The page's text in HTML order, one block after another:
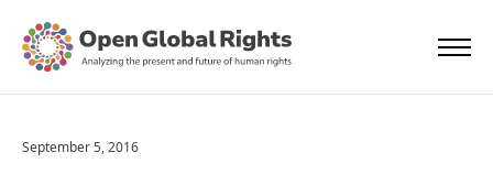
September 5, 2016